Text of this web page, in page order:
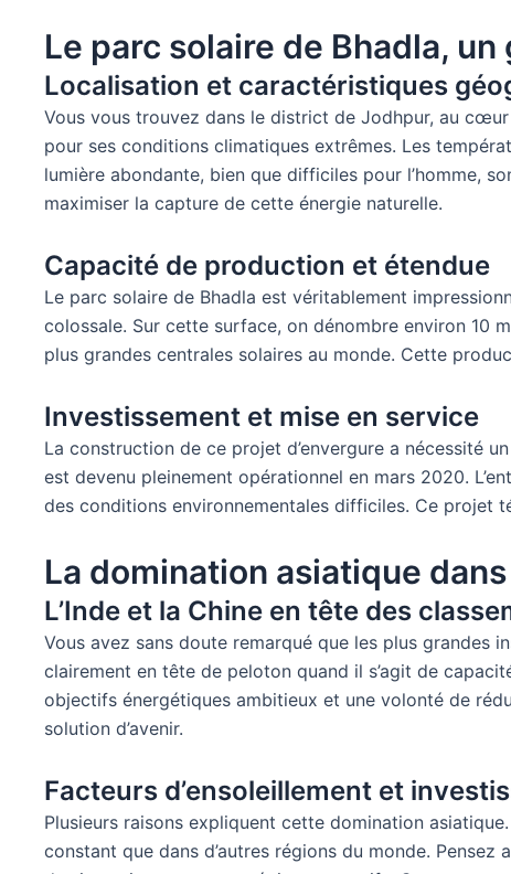
Le parc solaire de Bhadla,
Localisation et caractéristiques
Vous vous trouvez dans le district de Jodhpur, au cœur
pour ses conditions climatiques extrêmes. Les
lumière abondante, bien que difficiles pour l’homme,
maximiser la capture de cette énergie naturelle.
Capacité de production et étendue
Le parc solaire de Bhadla est véritablement
colossale. Sur cette surface, on dénombre environ 10
plus grandes centrales solaires au monde. Cette
Investissement et mise en service
La construction de ce projet d’envergure a nécessité
est devenu pleinement opérationnel en mars 2020.
des conditions environnementales difficiles. Ce projet
La domination asiatique
L’Inde et la Chine en tête des
Vous avez sans doute remarqué que les plus grandes
clairement en tête de peloton quand il s’agit de
objectifs énergétiques ambitieux et une volonté de
solution d’avenir.
Facteurs d’ensoleillement et
Plusieurs raisons expliquent cette domination asiatique.
constant que dans d’autres régions du monde.